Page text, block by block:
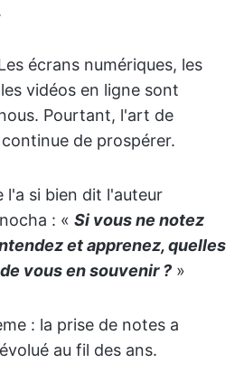
écrans numériques, les
vidéos en ligne sont
Pourtant, l'art de
de prospérer.
l'a si bien dit l'auteur
: « Si vous ne notez
et apprenez, quelles
vous en souvenir ? »
: la prise de notes a
au fil des ans.